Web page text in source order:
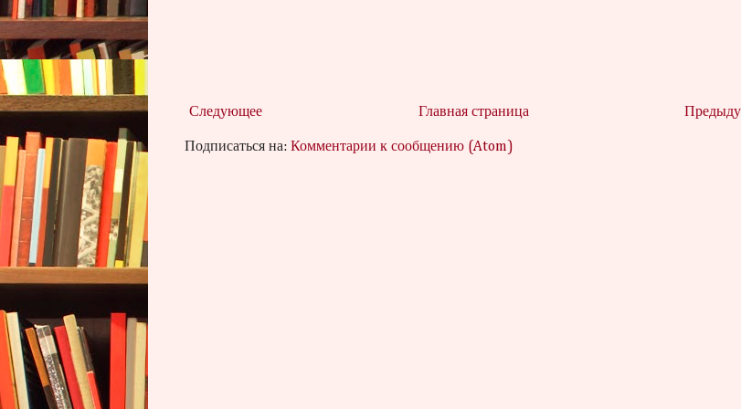
Следующее Главная страница
Подписаться на: Комментарии к сообщению (Atom)